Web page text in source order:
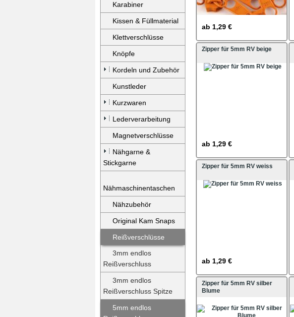
Karabiner
Kissen & Füllmaterial
Klettverschlüsse
Knöpfe
Kordeln und Zubehör
Kunstleder
Kurzwaren
Lederverarbeitung
Magnetverschlüsse
Nähgarne &
Stickgarne
Nähmaschinentaschen
Nähzubehör
Original Kam Snaps
Reißverschlüsse
3mm endlos
Reißverschluss
3mm endlos
Reißverschluss Spitze
5mm endlos
ab 1,29 €
Zipper für 5mm RV beige
ab 1,29 €
Zipper für 5mm RV weiss
ab 1,29 €
Zipper für 5mm RV silber
Blume